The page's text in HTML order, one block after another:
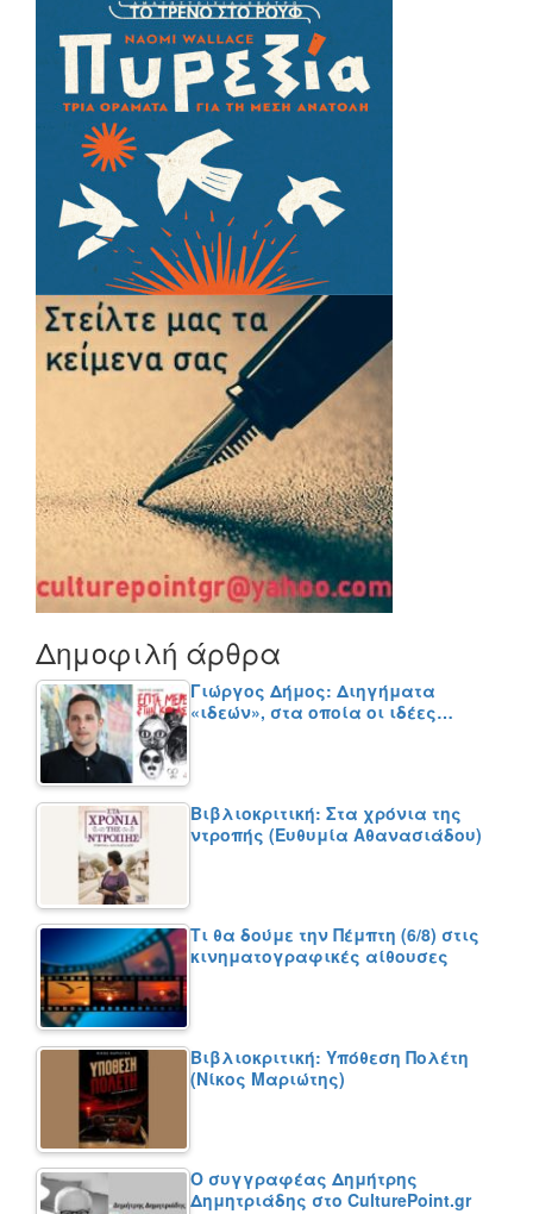
Δημοφιλή άρθρα
Γιώργος Δήμος: Διηγήματα
«ιδεών», στα οποία οι ιδέες…
Βιβλιοκριτική: Στα χρόνια της
ντροπής (Ευθυμία Αθανασιάδου)
Τι θα δούμε την Πέμπτη (6/8) στις
κινηματογραφικές αίθουσες
Βιβλιοκριτική: Υπόθεση Πολέτη
(Νίκος Μαριώτης)
Ο συγγραφέας Δημήτρης
Δημητριάδης στο CulturePoint.gr